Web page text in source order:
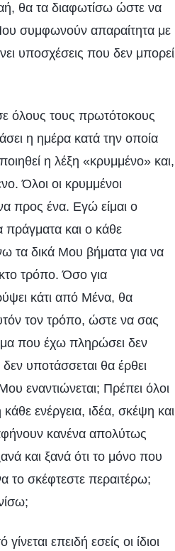
θα τα διαφωτίσω ώστε να
συμφωνούν απαραίτητα με
υποσχέσεις που δεν μπορεί
όλους τους πρωτότοκους
η ημέρα κατά την οποία
η λέξη «κρυμμένο» και,
Όλοι οι κρυμμένοι
προς ένα. Εγώ είμαι ο
και ο κάθε
τα δικά Μου βήματα για να
τρόπο. Όσο για
κάτι από Μένα, θα
τον τρόπο, ώστε να σας
που έχω πληρώσει δεν
υποτάσσεται θα έρθει
εναντιώνεται; Πρέπει όλοι
ενέργεια, ιδέα, σκέψη και
κανένα απολύτως
και ξανά ότι το μόνο που
το σκέφτεστε περαιτέρω;
επειδή εσείς οι ίδιοι